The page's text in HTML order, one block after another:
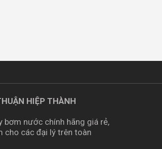
HIỆP THÀNH
bơm nước chính hãng giá rẻ,
cho các đại lý trên toàn